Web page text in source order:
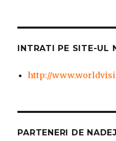
INTRATI PE SITE-UL
http://
PARTENERI DE